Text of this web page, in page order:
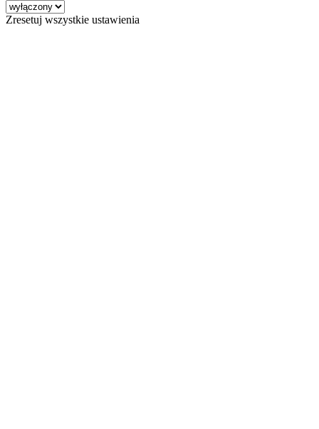
Zresetuj wszystkie ustawienia